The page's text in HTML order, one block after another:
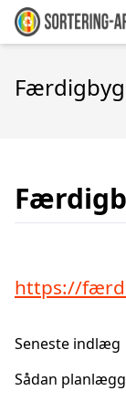
https://
Seneste indlæg
Sådan